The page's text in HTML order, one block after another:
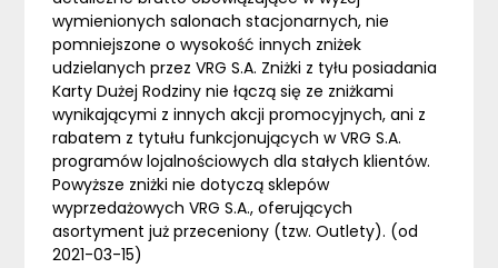
wymienionych salonach stacjonarnych, nie
pomniejszone o wysokość innych zniżek
udzielanych przez VRG S.A. Zniżki z tyłu posiadania
Karty Dużej Rodziny nie łączą się ze zniżkami
wynikającymi z innych akcji promocyjnych, ani z
rabatem z tytułu funkcjonujących w VRG S.A.
programów lojalnościowych dla stałych klientów.
Powyższe zniżki nie dotyczą sklepów
wyprzedażowych VRG S.A., oferujących
asortyment już przeceniony (tzw. Outlety). (od
2021-03-15)